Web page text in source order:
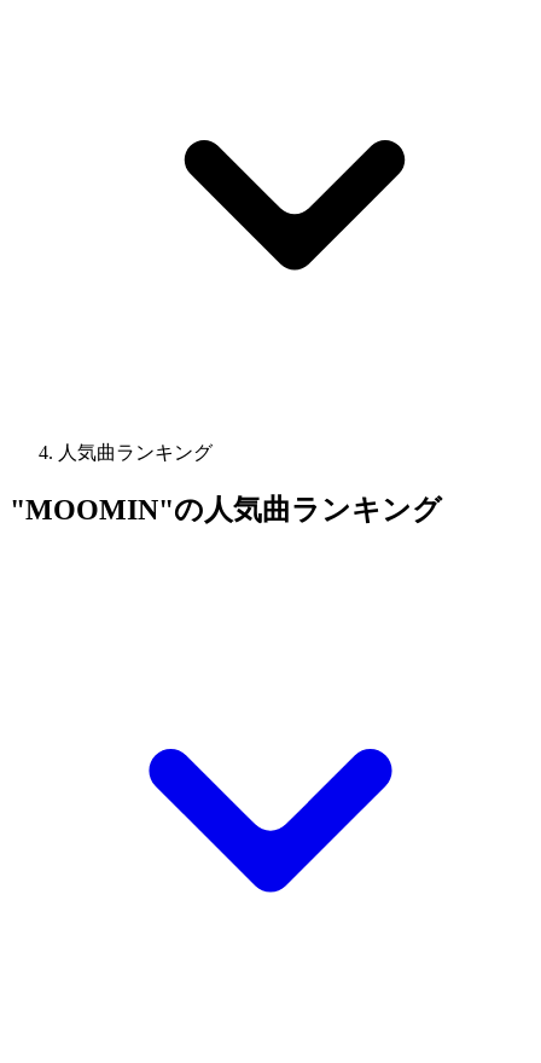
人気曲ランキング
"MOOMIN"の人気曲ランキング